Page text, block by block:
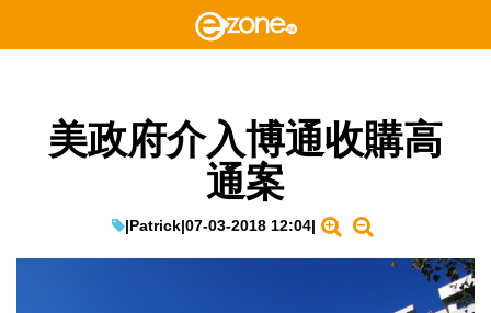
美政府介入博通收購高
通案
|Patrick|07-03-2018 12:04|